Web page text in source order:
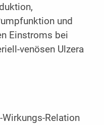
und
Einstroms bei
venösen Ulzera
Relation